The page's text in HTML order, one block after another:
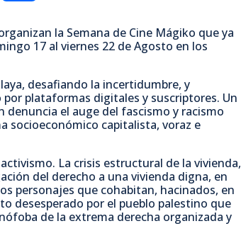
m
p
a
r
t
la Semana de Cine Mágiko que ya
17 al viernes 22 de Agosto en los
desafiando la incertidumbre, y
plataformas digitales y suscriptores. Un
el auge del fascismo y racismo
socioeconómico capitalista, voraz e
La crisis estructural de la vivienda,
del derecho a una vivienda digna, en
personajes que cohabitan, hacinados, en
desesperado por el pueblo palestino que
de la extrema derecha organizada y